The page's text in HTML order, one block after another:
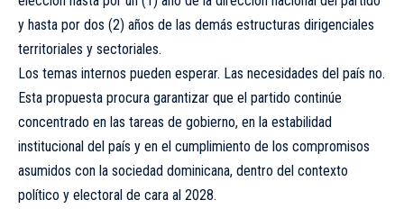
y hasta por dos (2) años de las demás estructuras dirigenciales
territoriales y sectoriales.
Los temas internos pueden esperar. Las necesidades del país no.
Esta propuesta procura garantizar que el partido continúe
concentrado en las tareas de gobierno, en la estabilidad
institucional del país y en el cumplimiento de los compromisos
asumidos con la sociedad dominicana, dentro del contexto
político y electoral de cara al 2028.